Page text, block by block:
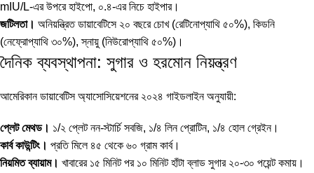
mIU/L-এর উপরে হাইপো, ০.৪-এর নিচে হাইপার।
জটিলতা। অনিয়ন্ত্রিত ডায়াবেটিসে ২০ বছরে চোখ (রেটিনোপ্যাথি ৫০%), কিডনি
(নেফ্রোপ্যাথি ৩০%), স্নায়ু (নিউরোপ্যাথি ৫০%)।
দৈনিক ব্যবস্থাপনা: সুগার ও হরমোন নিয়ন্ত্রণ
আমেরিকান ডায়াবেটিস অ্যাসোসিয়েশনের ২০২৪ গাইডলাইন অনুযায়ী:
প্লেট মেথড। ১/২ প্লেট নন-স্টার্চি সবজি, ১/৪ লিন প্রোটিন, ১/৪ হোল গ্রেইন।
কার্ব কাউন্টিং। প্রতি মিলে ৪৫ থেকে ৬০ গ্রাম কার্ব।
নিয়মিত ব্যায়াম। খাবারের ১৫ মিনিট পর ১০ মিনিট হাঁটা ব্লাড সুগার ২০-৩০ পয়েন্ট কমায়।